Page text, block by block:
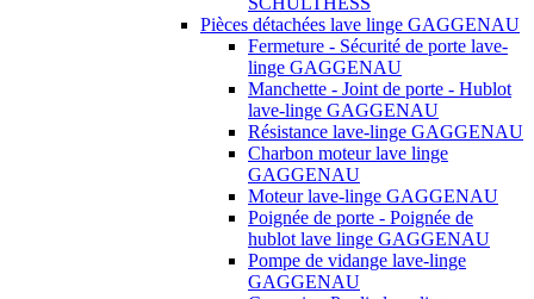
Pièces détachées lave linge GAGGENAU
Fermeture - Sécurité de porte lave-
linge GAGGENAU
Manchette - Joint de porte - Hublot
lave-linge GAGGENAU
Résistance lave-linge GAGGENAU
Charbon moteur lave linge
GAGGENAU
Moteur lave-linge GAGGENAU
Poignée de porte - Poignée de
hublot lave linge GAGGENAU
Pompe de vidange lave-linge
GAGGENAU